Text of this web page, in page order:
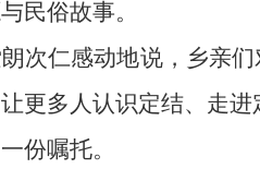
民俗故事。
次仁感动地说，乡亲
更多人认识定结、走进
份嘱托。